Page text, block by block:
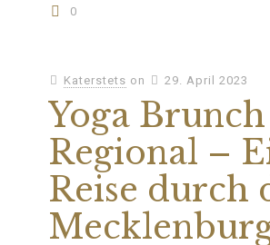
0
Katerstets on 29. April 2023
Yoga Brunch
Regional –
Reise durch